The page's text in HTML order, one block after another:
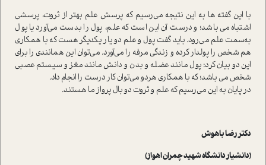
با این گفته ها به این نتیجه می‌رسیم که پرسش علم بهتر از ثروت، پرسشی
اشتباه می باشد؛ و درست آن این ا‌ست که علم، پول را بدست می‌آورد یا پول
به‌سمت علم می‌رود. باید گفت پول و علم دو یار یکدیگر هست که با همکاری
هم شخص را پولدار کرده و زندگی مرفه را می‌آورد. می‌توان این همانندی را برای
این دو بیان کرد: پول مانند عضله و بدن و دانش مانند مغز و سیستم عصبی
شخص می باشد؛ که با همکاری هر‌دو می‌توان کار درست را انجام داد.
در پایان به این می‌رسیم که علم و ثروت دو بال پرواز ما هستند‌.
دکتر رضا باهوش
(دانشیار دانشگاه شهید چمران اهواز)